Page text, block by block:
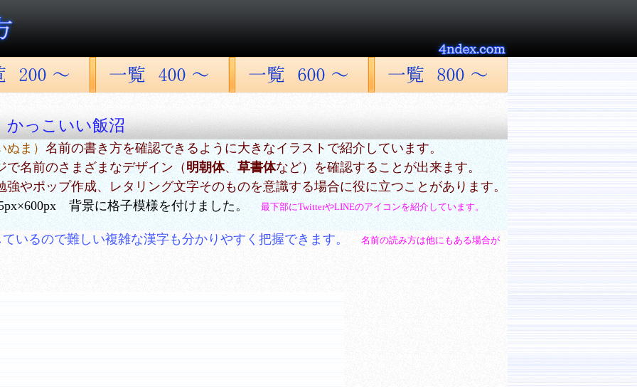
っこいい飯沼
ぬま） 名前の書き方を確認できるように大きなイラストで紹介しています。
で名前のさまざまなデザイン（ 明朝体、 草書体など）を確認することが出来ます。
強やポップ作成、レタリング文字そのものを意識する場合に役に立つことがあります。
背景に格子模様を付けました。
最下部にTwitterやLINEのアイコンを紹介しています。
いるので難しい複雑な漢字も分かりやすく把握できます。 名前の読み方は他にもある場合が